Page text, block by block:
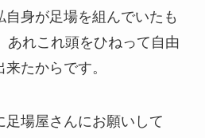
自身が足場を組んでいたも
あれこれ頭をひねって自由
たからです。
足場屋さんにお願いして